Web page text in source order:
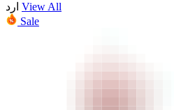
ارد View All
Sale